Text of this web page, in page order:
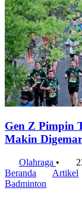
Gen Z Pimpin
Makin
Olahraga •
Beranda
Artikel
Badminton